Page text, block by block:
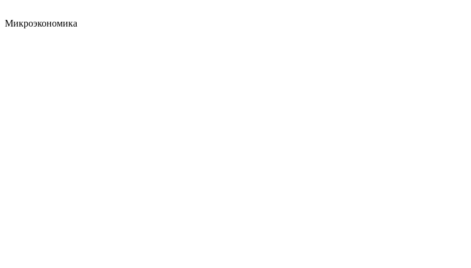
Микроэкономика